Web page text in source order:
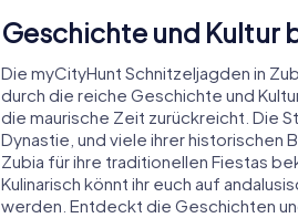
Geschichte und Kultur
Die myCityHunt Schnitzeljagden in
durch die reiche Geschichte und
die maurische Zeit zurückreicht. Die
Dynastie, und viele ihrer historischen
Zubia für ihre traditionellen Fiestas
Kulinarisch könnt ihr euch auf
werden. Entdeckt die Geschichten